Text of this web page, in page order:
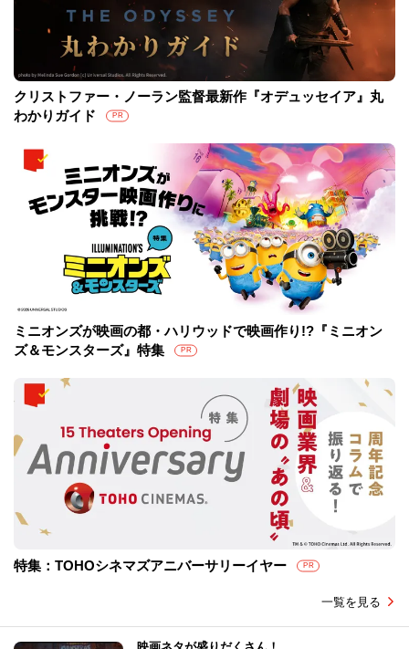
クリストファー・ノーラン監督最新作『オデュッセイア』丸
わかりガイド
PR
ミニオンズが映画の都・ハリウッドで映画作り!?『ミニオン
ズ＆モンスターズ』特集
PR
特集：TOHOシネマズアニバーサリーイヤー PR
一覧を見る